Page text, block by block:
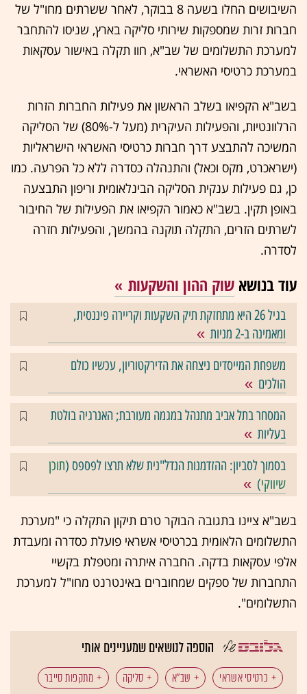
השיבושים החלו בשעה 8 בבוקר, לאחר ששרתים מחו"ל של
חברות זרות שמספקות שירותי סליקה בארץ, שניסו להתחבר
למערכת התשלומים של שב"א, חוו תקלה באישור עסקאות
במערכת כרטיסי האשראי.
בשב"א הקפיאו בשלב הראשון את פעילות החברות הזרות
הרלוונטיות, והפעילות העיקרית (מעל ל-80%) של הסליקה
המשיכה להתבצע דרך חברות כרטיסי האשראי הישראליות
(ישראכרט, מקס וכאל) והתנהלה כסדרה ללא כל הפרעה. כמו
כן, גם פעילות ענקית הסליקה הבינלאומית וריפון התבצעה
באופן תקין. בשב"א כאמור הקפיאו את הפעילות של החיבור
לשרתים הזרים, התקלה תוקנה בהמשך, והפעילות חזרה
לסדרה.
עוד בנושא שוק ההון והשקעות
בגיל 26 היא מתחזקת תיק השקעות וקריירה פיננסית,
ומאמינה ב-2 מניות
משפחת המייסדים ניצחה את הדירקטוריון, עכשיו כולם
הולכים
המסחר בתל אביב מתנהל במגמה מעורבת; האנרגיה בולטת
בעליות
בסמוך לסביון: ההזדמנות הנדל"נית שלא תרצו לפספס (תוכן
שיווקי)
בשב"א ציינו בתגובה הבוקר טרם תיקון התקלה כי "מערכת
התשלומים הלאומית בכרטיסי אשראי פועלת כסדרה ומעבדת
אלפי עסקאות בדקה. החברה איתרה ומטפלת בקשיי
התחברות של ספקים שמחוברים באינטרנט מחו"ל למערכת
התשלומים".
הוספה לנושאים שמעניינים אותי
כרטיסי אשראי שב"א סליקה מתקפות סייבר